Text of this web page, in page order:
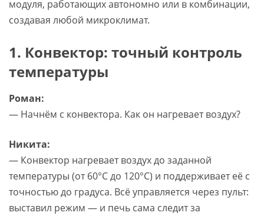
модуля, работающих автономно или в комбинации,
создавая любой микроклимат.
1. Конвектор: точный контроль
температуры
Роман:
— Начнём с конвектора. Как он нагревает воздух?
Никита:
— Конвектор нагревает воздух до заданной
температуры (от 60°C до 120°C) и поддерживает её с
точностью до градуса. Всё управляется через пульт:
выставил режим — и печь сама следит за